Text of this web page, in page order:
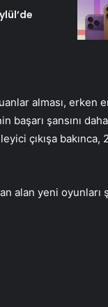
alması, erken
başarı şansını
çıkışa bakınca,
alan yeni oyunları